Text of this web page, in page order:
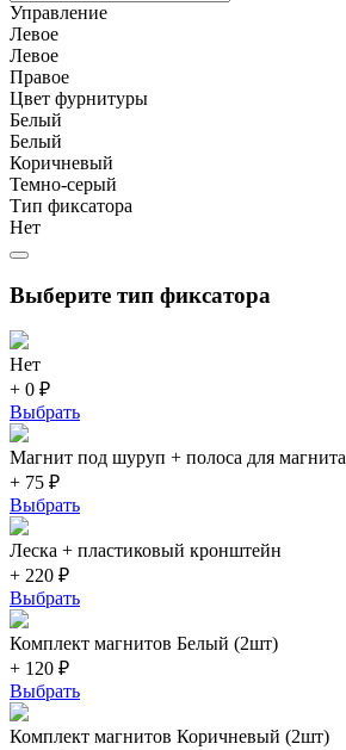
Управление
Левое
Левое
Правое
Цвет фурнитуры
Белый
Белый
Коричневый
Темно-серый
Тип фиксатора
Нет
Выберите тип фиксатора
Нет
+ 0 ₽
Выбрать
Магнит под шуруп + полоса для магнита
+ 75 ₽
Выбрать
Леска + пластиковый кронштейн
+ 220 ₽
Выбрать
Комплект магнитов Белый (2шт)
+ 120 ₽
Выбрать
Комплект магнитов Коричневый (2шт)